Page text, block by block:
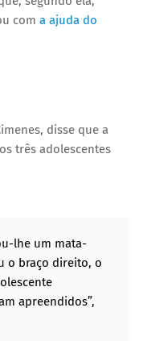
com a ajuda do
disse que a
três adolescentes
lhe um mata-
o braço direito, o
apreendidos”,